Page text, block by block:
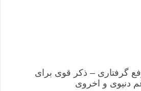
گرفتاری – ذکر قوی برای
دنیوی و اخروی